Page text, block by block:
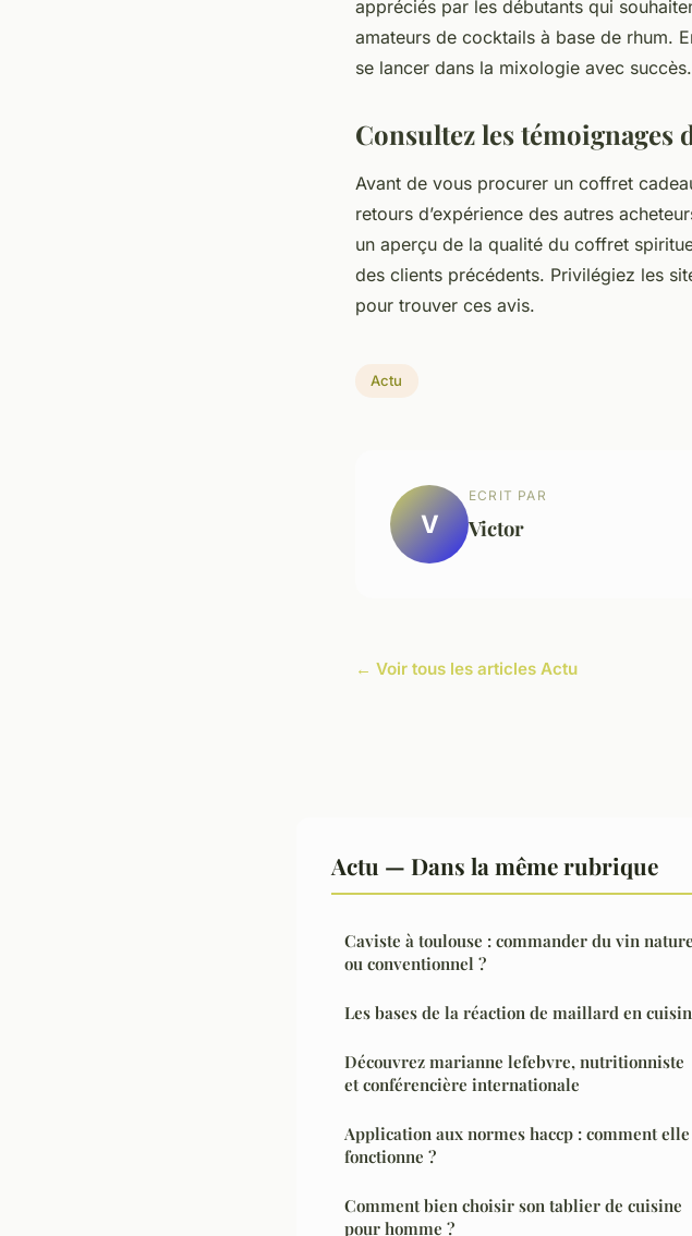
appréciés par les débutants qui
amateurs de cocktails à base de rhum.
se lancer dans la mixologie avec succès.
Consultez les témoignages
Avant de vous procurer un coffret
retours d’expérience des autres
un aperçu de la qualité du coffret
des clients précédents. Privilégiez les
pour trouver ces avis.
Actu
V
ECRIT PAR
Victor
← Voir tous les articles Actu
Actu — Dans la même rubrique
Caviste à toulouse : commander du vin nature
ou conventionnel ?
Les bases de la réaction de maillard en
Découvrez marianne lefebvre, nutritionniste
et conférencière internationale
Application aux normes haccp : comment elle
fonctionne ?
Comment bien choisir son tablier de cuisine
pour homme ?